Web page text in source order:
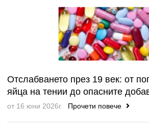
Отслабването през 19 век: от
яйца на тении до опасните
от 16 юни 2026г. Прочети повече